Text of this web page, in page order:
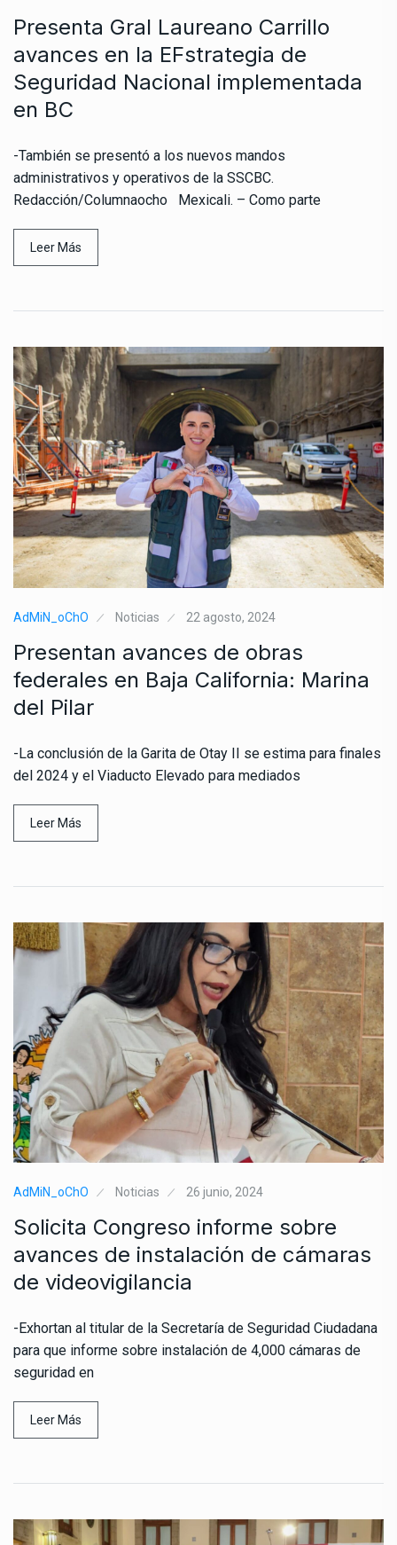
Presenta Gral Laureano Carrillo
avances en la EFstrategia de
Seguridad Nacional implementada
en BC
-También se presentó a los nuevos mandos
administrativos y operativos de la SSCBC.
Redacción/Columnaocho Mexicali. – Como parte
Leer Más
AdMiN_oChO Noticias 22 agosto, 2024
Presentan avances de obras
federales en Baja California: Marina
del Pilar
-La conclusión de la Garita de Otay II se estima para finales
del 2024 y el Viaducto Elevado para mediados
Leer Más
AdMiN_oChO Noticias 26 junio, 2024
Solicita Congreso informe sobre
avances de instalación de cámaras
de videovigilancia
-Exhortan al titular de la Secretaría de Seguridad Ciudadana
para que informe sobre instalación de 4,000 cámaras de
seguridad en
Leer Más